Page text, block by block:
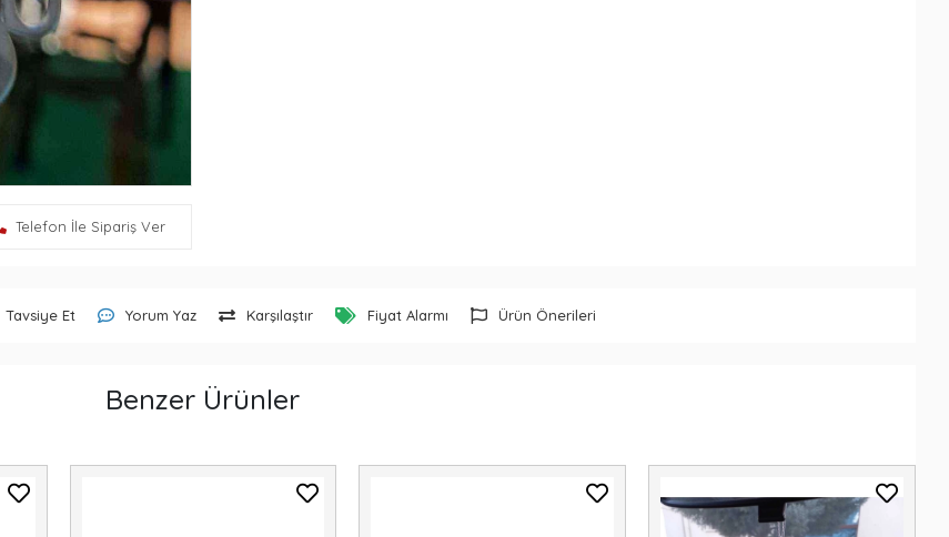
Telefon İle Sipariş Ver
Tavsiye Et Yorum Yaz Karşılaştır Fiyat Alarmı Ürün Önerileri
Benzer Ürünler